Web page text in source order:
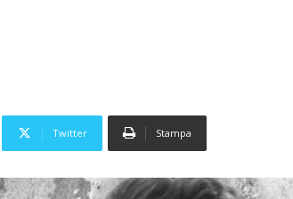
Twitter Stampa